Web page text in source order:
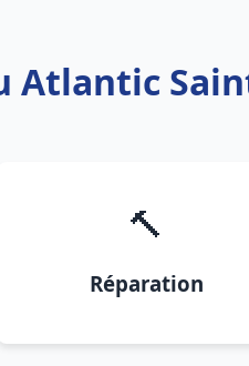
Atlantic
🔨
Réparation